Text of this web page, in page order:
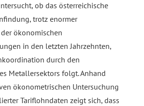
ob das österreichische
trotz enormer
ökonomischen
in den letzten Jahrzehnten,
durch den
Metallersektors folgt. Anhand
ökonometrischen Untersuchung
Tariflohndaten zeigt sich, dass